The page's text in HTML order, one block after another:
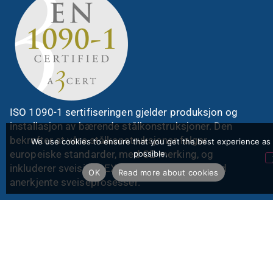
ISO 1090-1 sertifiseringen gjelder produksjon og
installasjon av bærende stålkonstruksjoner. Den
bekrefter at våre stålkonstruksjoner følger
europeiske standarder, med CE-merking, og
inkluderer sveising i EXC1, EXC2 og EXC3 med
anerkjente sveiseprosesser.
We use cookies to ensure that you get the best experience as
possible.
OK
Read more about cookies